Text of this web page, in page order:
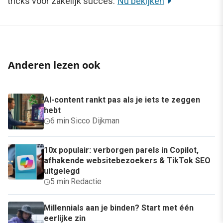
Anderen lezen ook
AI-content rankt pas als je iets te zeggen
hebt
6 min·Sicco Dijkman
10x populair: verborgen parels in Copilot,
afhakende websitebezoekers & TikTok SEO
uitgelegd
5 min·Redactie
Millennials aan je binden? Start met één
eerlijke zin